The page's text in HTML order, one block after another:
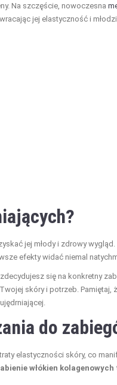
Na szczęście, nowoczesna
jej elastyczność i
jej młody i zdrowy
efekty widać niemal
się na konkretny
skóry i potrzeb. Pamiętaj,
do
elastyczności skóry, co
włókien kolagenowych